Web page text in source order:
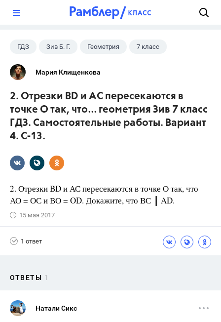
ГДЗ Зив Б. Г. Геометрия 7 класс
Мария Клищенкова
2. Отрезки BD и АС пересекаются в
точке О так, что... геометрия Зив 7 класс
ГДЗ. Самостоятельные работы. Вариант
4. С-13.
2. Отрезки BD и АС пересекаются в точке О так, что
АО = ОС и ВО = OD. Докажите, что ВС ║ AD.
15 мая 2017
1 ответ
ОТВЕТЫ 1
Натали Сикс